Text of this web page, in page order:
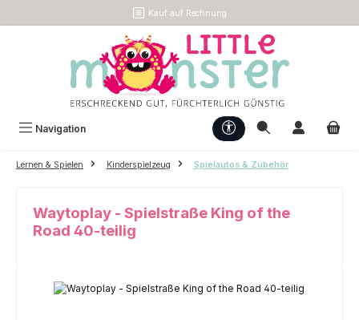
Kauf auf Rechnung
Navigation Werkzeugleiste anzeigen
Lernen & Spielen Kinderspielzeug Spielautos & Zubehör
Waytoplay - Spielstraße King of the
Road 40-teilig
Bildergalerie überspringen